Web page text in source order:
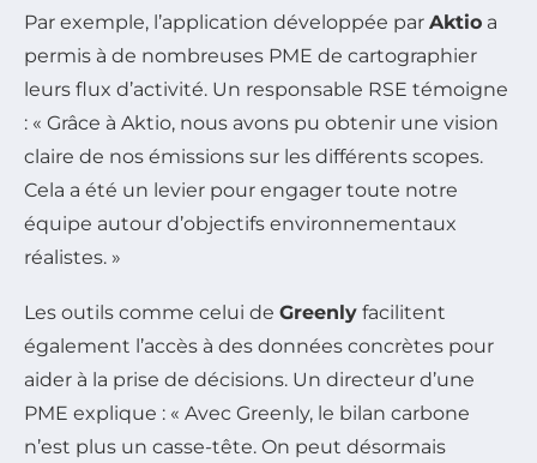
Par exemple, l’application développée par Aktio a
permis à de nombreuses PME de cartographier
leurs flux d’activité. Un responsable RSE témoigne
: « Grâce à Aktio, nous avons pu obtenir une vision
claire de nos émissions sur les différents scopes.
Cela a été un levier pour engager toute notre
équipe autour d’objectifs environnementaux
réalistes. »
Les outils comme celui de Greenly facilitent
également l’accès à des données concrètes pour
aider à la prise de décisions. Un directeur d’une
PME explique : « Avec Greenly, le bilan carbone
n’est plus un casse-tête. On peut désormais